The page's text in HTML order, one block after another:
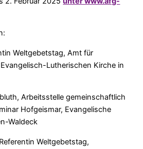
Weltgebetstag, Amt für
Lutherischen Kirche in
Arbeitsstelle gemeinschaftlich
Hofgeismar, Evangelische
Waldeck
Weltgebetstag,